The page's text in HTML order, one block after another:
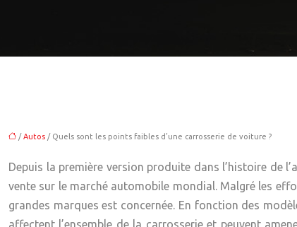
/Autos / Quels sont les points faibles d’une carrosserie de voiture ?
Depuis la première version produite dans l’histoire de
vente sur le marché automobile mondial. Malgré les
grandes marques est concernée. En fonction des
affectent l’ensemble de la carrosserie et peuvent